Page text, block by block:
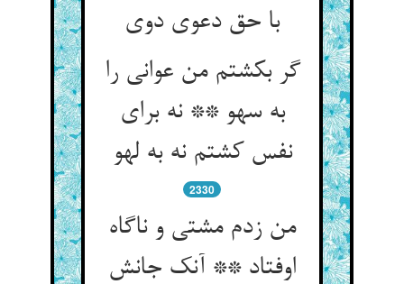
با حق دعوی دوی
گر بکشتم من عوانی را
به سهو ** نه برای
نفس کشتم نه به لهو
2330
من زدم مشتی و ناگاه
اوفتاد ** آنک جانش